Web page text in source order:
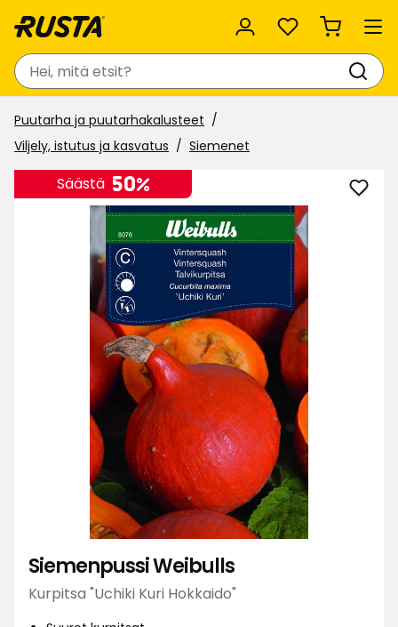
Suosikit
Haku
Puutarha ja puutarhakalusteet
Viljely, istutus ja kasvatus
Siemenet
Säästä 50%
Lisää
Siemenpussi Weibulls
Kurpitsa "Uchiki Kuri Hokkaido"